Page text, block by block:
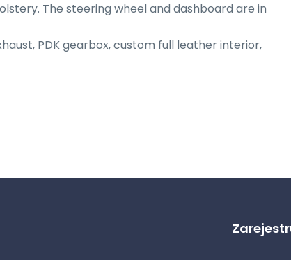
The steering wheel and dashboard are in
PDK gearbox, custom full leather interior,